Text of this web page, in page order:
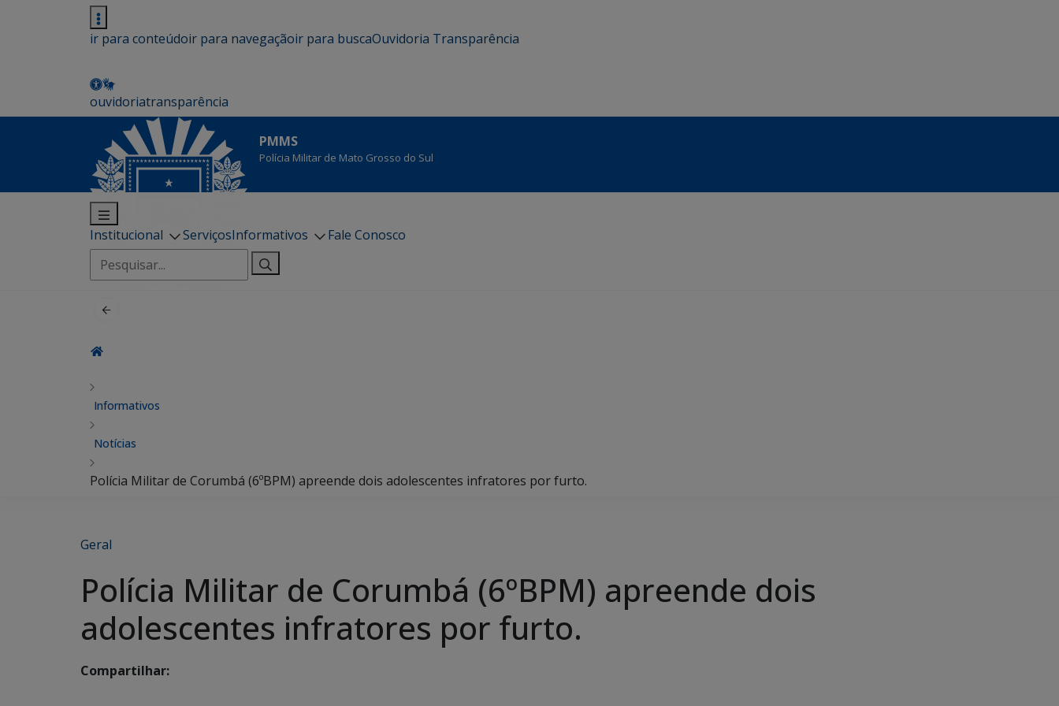
ir para conteúdoir para navegaçãoir para buscaOuvidoria Transparência
ouvidoriatransparência
PMMS
Polícia Militar de Mato Grosso do Sul
Institucional ServiçosInformativos
Fale Conosco
Pesquisar
por:
Informativos
Notícias
Polícia Militar de Corumbá (6ºBPM) apreende dois adolescentes infratores por furto.
Geral
Polícia Militar de Corumbá (6ºBPM) apreende dois
adolescentes infratores por furto.
Compartilhar: